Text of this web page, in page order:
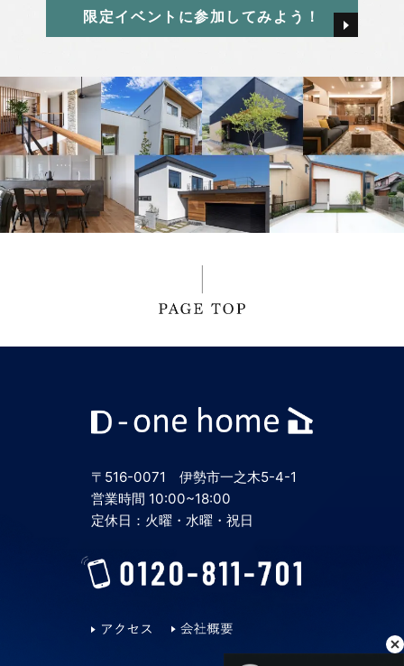
限定イベントに参加してみよう！
〒516-0071 伊勢市一之木5-4-1
営業時間 10:00~18:00
定休日：火曜・水曜・祝日